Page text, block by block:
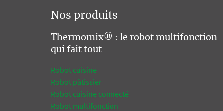
Nos produits
Thermomix® : le robot multifonction
qui fait tout
Robot cuisine
Robot pâtissier
Robot cuisine connecté
Robot multifonction